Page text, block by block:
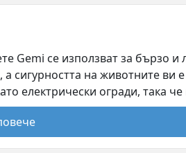
Gemi се използват за бързо и
сигурността на животните ви
електрически огради, така